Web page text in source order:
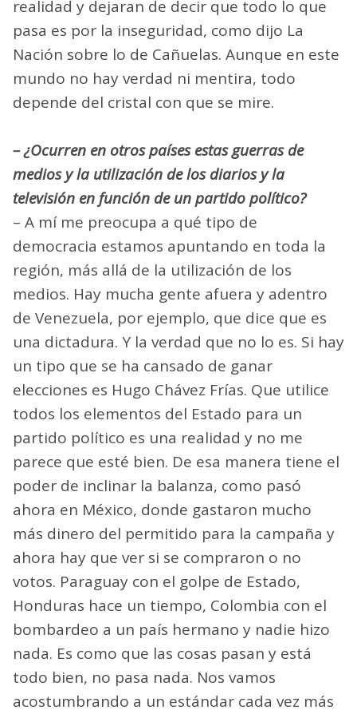
realidad y dejaran de decir que todo lo que
pasa es por la inseguridad, como dijo La
Nación sobre lo de Cañuelas. Aunque en este
mundo no hay verdad ni mentira, todo
depende del cristal con que se mire.
– ¿Ocurren en otros países estas guerras de
medios y la utilización de los diarios y la
televisión en función de un partido político?
– A mí me preocupa a qué tipo de
democracia estamos apuntando en toda la
región, más allá de la utilización de los
medios. Hay mucha gente afuera y adentro
de Venezuela, por ejemplo, que dice que es
una dictadura. Y la verdad que no lo es. Si hay
un tipo que se ha cansado de ganar
elecciones es Hugo Chávez Frías. Que utilice
todos los elementos del Estado para un
partido político es una realidad y no me
parece que esté bien. De esa manera tiene el
poder de inclinar la balanza, como pasó
ahora en México, donde gastaron mucho
más dinero del permitido para la campaña y
ahora hay que ver si se compraron o no
votos. Paraguay con el golpe de Estado,
Honduras hace un tiempo, Colombia con el
bombardeo a un país hermano y nadie hizo
nada. Es como que las cosas pasan y está
todo bien, no pasa nada. Nos vamos
acostumbrando a un estándar cada vez más